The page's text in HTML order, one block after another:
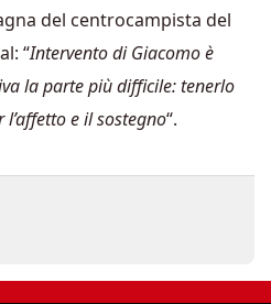
del centrocampista del
“Intervento di Giacomo è
la parte più difficile: tenerlo
e il sostegno“.